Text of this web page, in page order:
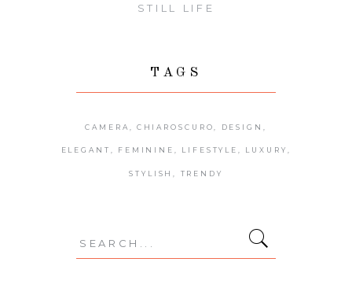
STILL LIFE
TAGS
CAMERA CHIAROSCURO DESIGN
ELEGANT FEMININE LIFESTYLE LUXURY
STYLISH TRENDY
Search
for: